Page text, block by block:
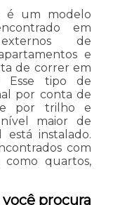
é um modelo
em
de
e
de correr em
Esse tipo de
por conta de
por trilho e
maior de
instalado.
com
como quartos,
procura